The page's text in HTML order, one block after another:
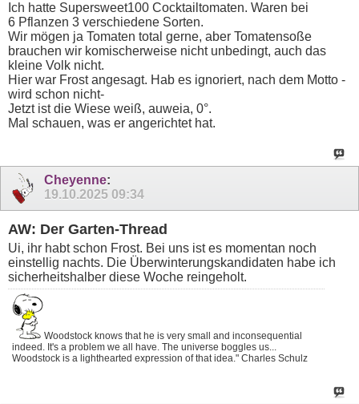
Ich hatte Supersweet100 Cocktailtomaten. Waren bei
6 Pflanzen 3 verschiedene Sorten.
Wir mögen ja Tomaten total gerne, aber Tomatensoße
brauchen wir komischerweise nicht unbedingt, auch das
kleine Volk nicht.
Hier war Frost angesagt. Hab es ignoriert, nach dem Motto -
wird schon nicht-
Jetzt ist die Wiese weiß, auweia, 0°.
Mal schauen, was er angerichtet hat.
Cheyenne:
19.10.2025 09:34
AW: Der Garten-Thread
Ui, ihr habt schon Frost. Bei uns ist es momentan noch
einstellig nachts. Die Überwinterungskandidaten habe ich
sicherheitshalber diese Woche reingeholt.
Woodstock knows that he is very small and inconsequential
indeed. It's a problem we all have. The universe boggles us...
Woodstock is a lighthearted expression of that idea." Charles Schulz